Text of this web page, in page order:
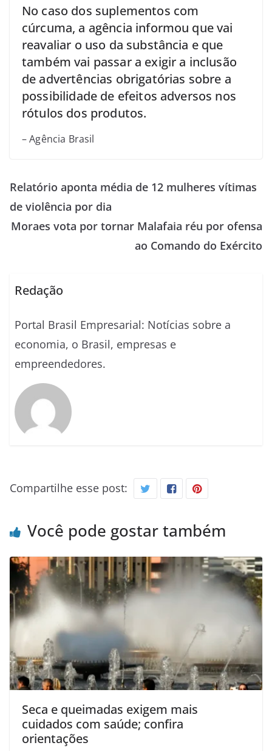
No caso dos suplementos com
cúrcuma, a agência informou que vai
reavaliar o uso da substância e que
também vai passar a exigir a inclusão
de advertências obrigatórias sobre a
possibilidade de efeitos adversos nos
rótulos dos produtos.
– Agência Brasil
Relatório aponta média de 12 mulheres vítimas
de violência por dia
Moraes vota por tornar Malafaia réu por ofensa
ao Comando do Exército
Redação
Portal Brasil Empresarial: Notícias sobre a
economia, o Brasil, empresas e
empreendedores.
Compartilhe esse post:
Você pode gostar também
Seca e queimadas exigem mais
cuidados com saúde; confira
orientações